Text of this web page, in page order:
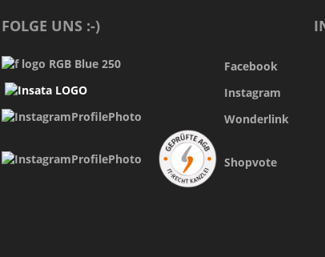
FOLGE UNS :-)
Facebook
Instagram
Wonderlink
Shopvote